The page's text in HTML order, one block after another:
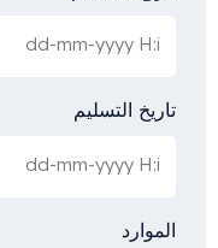
تاريخ التسليم
الموارد